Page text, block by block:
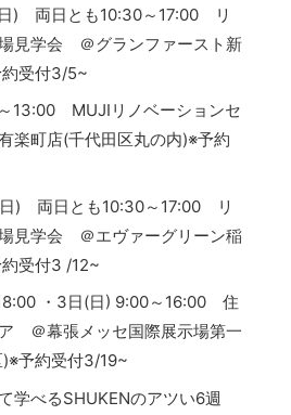
) 両日とも10:30～17:00 リ
見学会 ＠グランファースト新
受付3/5~
13:00 MUJIリノベーションセ
楽町店(千代田区丸の内)※予約
) 両日とも10:30～17:00 リ
見学会 ＠エヴァーグリーン稲
受付3 /12~
・3日(日) 9:00～16:00 住
＠幕張メッセ国際展示場第一
予約受付3/19~
学べるSHUKENのアツい6週